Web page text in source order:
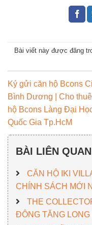
Bài viết này được đăng
Ký gửi căn hộ Bcons
Bình Dương | Cho
hộ Bcons Làng Đại
Quốc Gia Tp.HcM
BÀI LIÊN QUAN
CĂN HỘ IKI
CHÍNH SÁCH MỚI
THE
ĐÔNG TĂNG LONG